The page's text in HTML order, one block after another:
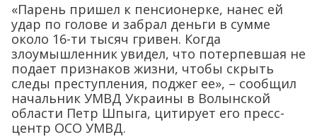
«Парень пришел к пенсионерке, нанес ей
удар по голове и забрал деньги в сумме
около 16-ти тысяч гривен. Когда
злоумышленник увидел, что потерпевшая не
подает признаков жизни, чтобы скрыть
следы преступления, поджег ее», – сообщил
начальник УМВД Украины в Волынской
области Петр Шпыга, цитирует его пресс-
центр ОСО УМВД.